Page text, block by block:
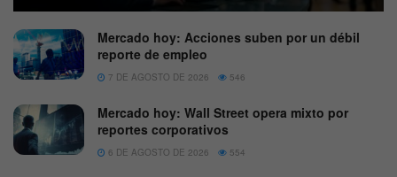
Mercado hoy: Acciones suben por un débil
reporte de empleo
7 DE AGOSTO DE 2026 546
Mercado hoy: Wall Street opera mixto por
reportes corporativos
6 DE AGOSTO DE 2026 554